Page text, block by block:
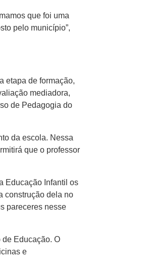
que foi uma
pelo município”,
etapa de formação,
mediadora,
de Pedagogia do
da escola. Nessa
que o professor
Educação Infantil os
construção dela no
pareceres nesse
Educação. O
e